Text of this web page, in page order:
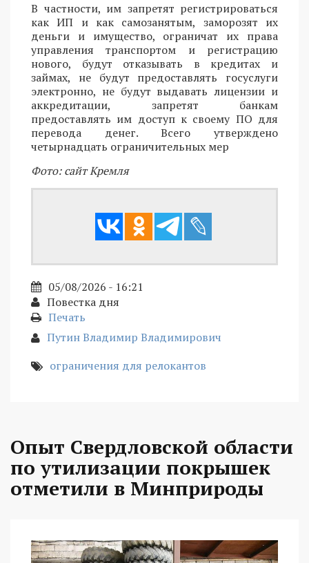
В частности, им запретят регистрироваться
как ИП и как самозанятым, заморозят их
деньги и имущество, ограничат их права
управления транспортом и регистрацию
нового, будут отказывать в кредитах и
займах, не будут предоставлять госуслуги
электронно, не будут выдавать лицензии и
аккредитации, запретят банкам
предоставлять им доступ к своему ПО для
перевода денег. Всего утверждено
четырнадцать ограничительных мер
Фото: сайт Кремля
05/08/2026 - 16:21
Повестка дня
Печать
Путин Владимир Владимирович
ограничения для релокантов
Опыт Свердловской области
по утилизации покрышек
отметили в Минприроды